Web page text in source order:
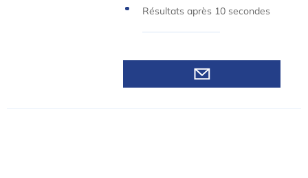
Résultats après 10 secondes